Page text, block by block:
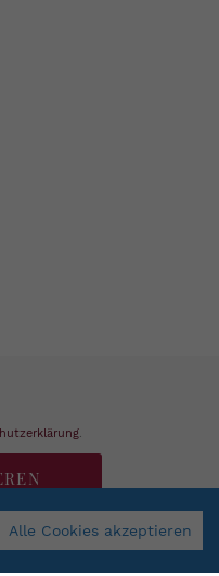
.
Alle Cookies akzeptieren